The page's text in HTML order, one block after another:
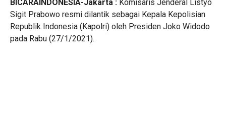
BICARAINDONESIA-Jakarta : Komisaris Jenderal Listyo
Sigit Prabowo resmi dilantik sebagai Kepala Kepolisian
Republik Indonesia (Kapolri) oleh Presiden Joko Widodo
pada Rabu (27/1/2021).